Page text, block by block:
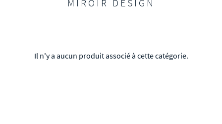
MIROIR DESIGN
Il n'y a aucun produit associé à cette catégorie.